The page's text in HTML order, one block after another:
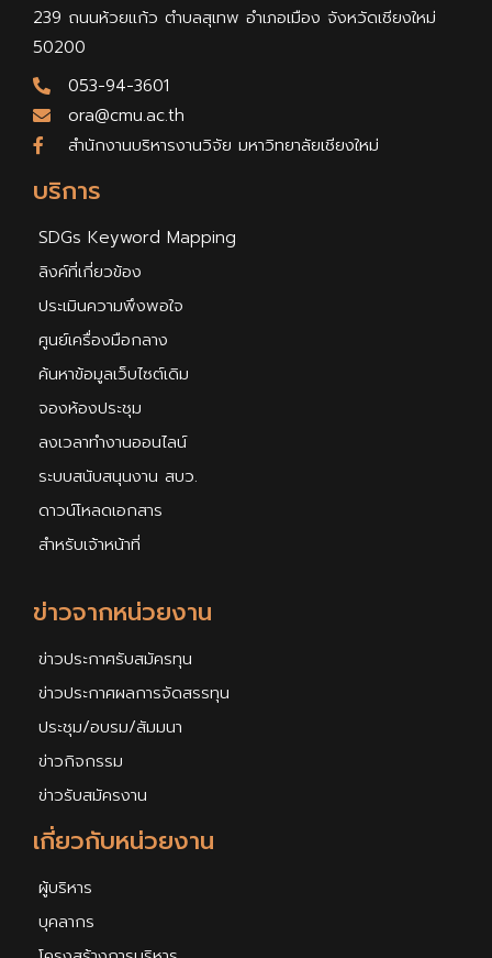
เกี่ยวกับหน่วยงาน
ผู้บริหาร
บุคลากร
ข่าวจากหน่วยงาน
ข่าวประกาศรับสมัครทุน
ข่าวประกาศผลการจัดสรรทุน
ประชุม/อบรม/สัมมนา
ข่าวกิจกรรม
ข่าวรับสมัครงาน
บริการ
SDGs Keyword Mapping
ลิงค์ที่เกี่ยวข้อง
ประเมินความพึงพอใจ
ศูนย์เครื่องมือกลาง
ค้นหาข้อมูลเว็บไซต์เดิม
จองห้องประชุม
ลงเวลาทำงานออนไลน์
ระบบสนับสนุนงาน สบว.
ดาวน์โหลดเอกสาร
สำหรับเจ้าหน้าที่
239 ถนนห้วยแก้ว ตำบลสุเทพ อำเภอเมือง จังหวัดเชียงใหม่
50200
053-94-3601
ora@cmu.ac.th
สำนักงานบริหารงานวิจัย มหาวิทยาลัยเชียงใหม่